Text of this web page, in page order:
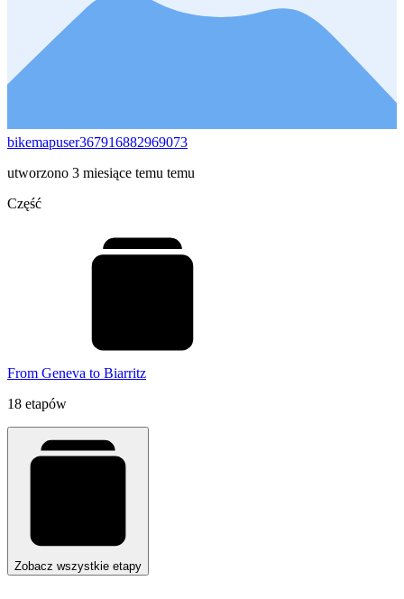
bikemapuser367916882969073
utworzono 3 miesiące temu temu
Część
From Geneva to Biarritz
18 etapów
Zobacz wszystkie etapy